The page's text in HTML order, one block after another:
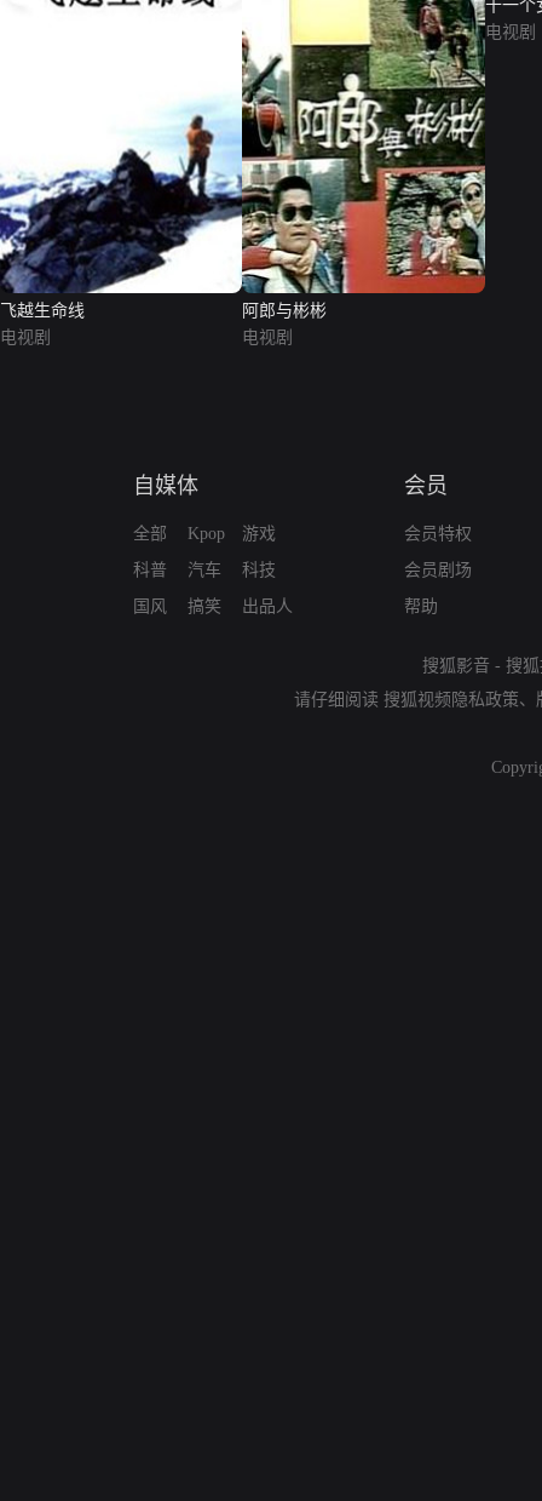
飞越生命线
电视剧
阿郎与彬彬
电视剧
十一个
电视剧
自媒体
全部
科普
国风
Kpop
汽车
搞笑
游戏
科技
出品人
会员
会员特权
会员剧场
帮助
搜狐影音 - 搜
请仔细阅读 搜狐视频隐私政策、